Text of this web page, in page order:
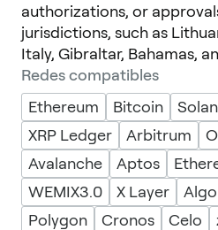
authorizations, or
jurisdictions, such as
Italy, Gibraltar, Bahamas,
Redes compatibles
Ethereum
Bitcoin
XRP Ledger
Arbitrum
Avalanche
Aptos
WEMIX3.0
X Layer
Polygon
Cronos Celo